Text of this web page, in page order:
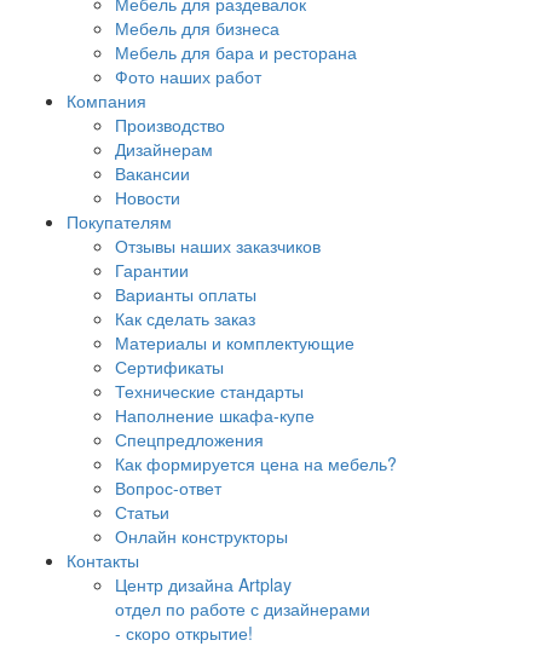
Мебель для бизнеса
Мебель для бара и ресторана
Фото наших работ
Компания
Производство
Дизайнерам
Вакансии
Новости
Покупателям
Отзывы наших заказчиков
Гарантии
Варианты оплаты
Как сделать заказ
Материалы и комплектующие
Сертификаты
Технические стандарты
Наполнение шкафа-купе
Спецпредложения
Как формируется цена на мебель?
Вопрос-ответ
Статьи
Онлайн конструкторы
Контакты
Центр дизайна Artplay
отдел по работе с дизайнерами
- скоро открытие!